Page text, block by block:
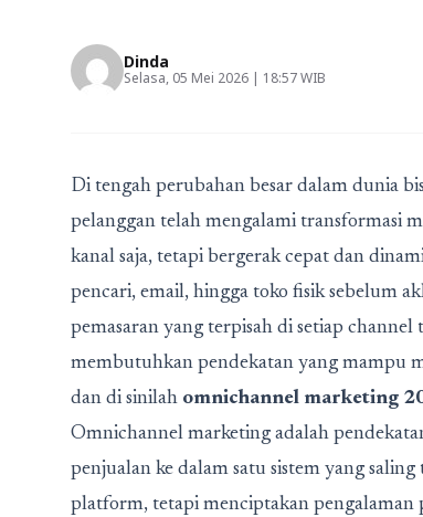
Dinda
Selasa, 05 Mei 2026 | 18:57 WIB
Di tengah perubahan besar dalam dunia
pelanggan telah mengalami transformasi
kanal saja, tetapi bergerak cepat dan
pencari, email, hingga toko fisik sebelum
pemasaran yang terpisah di setiap
membutuhkan pendekatan yang mampu
dan di sinilah omnichannel marketing
Omnichannel marketing adalah
penjualan ke dalam satu sistem yang
platform, tetapi menciptakan pengalaman